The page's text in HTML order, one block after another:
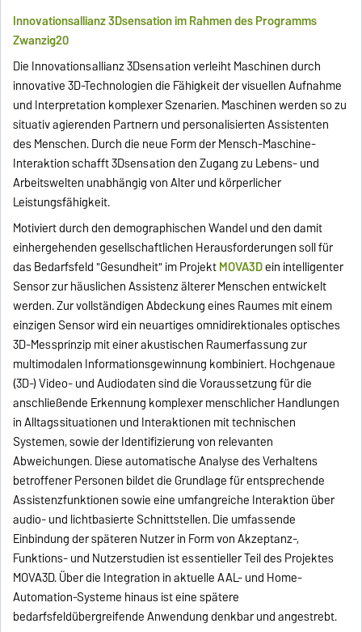
Innovationsallianz 3Dsensation im Rahmen des Programms
Zwanzig20
Die Innovationsallianz 3Dsensation verleiht Maschinen durch
innovative 3D-Technologien die Fähigkeit der visuellen Aufnahme
und Interpretation komplexer Szenarien. Maschinen werden so zu
situativ agierenden Partnern und personalisierten Assistenten
des Menschen. Durch die neue Form der Mensch-Maschine-
Interaktion schafft 3Dsensation den Zugang zu Lebens- und
Arbeitswelten unabhängig von Alter und körperlicher
Leistungsfähigkeit.
Motiviert durch den demographischen Wandel und den damit
einhergehenden gesellschaftlichen Herausforderungen soll für
das Bedarfsfeld "Gesundheit" im ProjektMOVA3Dein intelligenter
Sensor zur häuslichen Assistenz älterer Menschen entwickelt
werden. Zur vollständigen Abdeckung eines Raumes mit einem
einzigen Sensor wird ein neuartiges omnidirektionales optisches
3D-Messprinzip mit einer akustischen Raumerfassung zur
multimodalen Informationsgewinnung kombiniert. Hochgenaue
(3D-) Video- und Audiodaten sind die Voraussetzung für die
anschließende Erkennung komplexer menschlicher Handlungen
in Alltagssituationen und Interaktionen mit technischen
Systemen, sowie der Identifizierung von relevanten
Abweichungen. Diese automatische Analyse des Verhaltens
betroffener Personen bildet die Grundlage für entsprechende
Assistenzfunktionen sowie eine umfangreiche Interaktion über
audio- und lichtbasierte Schnittstellen. Die umfassende
Einbindung der späteren Nutzer in Form von Akzeptanz-,
Funktions- und Nutzerstudien ist essentieller Teil des Projektes
MOVA3D. Über die Integration in aktuelle AAL- und Home-
Automation-Systeme hinaus ist eine spätere
bedarfsfeldübergreifende Anwendung denkbar und angestrebt.